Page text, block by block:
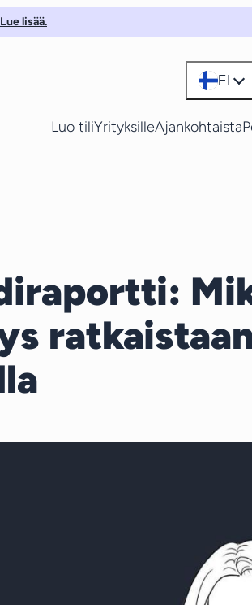
lisää.
FI
Luo tiliYrityksilleAjankohtaista